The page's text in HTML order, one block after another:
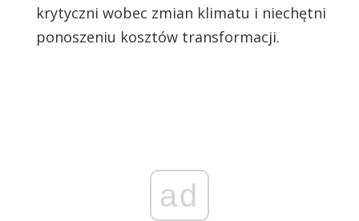
krytyczni wobec zmian klimatu i niechętni
ponoszeniu kosztów transformacji.
ad